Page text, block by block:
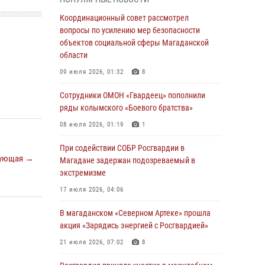
→
подшефных кадет с победой в «Зарнице 2.0»
20 июля 2026, 04:02 8
При содействии СОБР Росгвардии в
Магадане задержан подозреваемый в
экстремизме
«Каникулы с Росгвардией» продолжаются на
Колыме
Начальник Главного штаба – первый
заместитель директора Росгвардии Герой
России генерал-полковник Сергей Бойко
профессиональным праздником
15 июля 2026, 06:21
Координационный совет рассмотрел
вопросы по усилению мер безопасности
объектов социальной сферы Магаданской
области
09 июля 2026, 01:32 8
Сотрудники ОМОН «Гвардеец» пополнили
ряды колымского «Боевого братства»
08 июля 2026, 01:19 1
При содействии СОБР Росгвардии в
Магадане задержан подозреваемый в
экстремизме
17 июля 2026, 04:06
В магаданском «Северном Артеке» прошла
акция «Зарядись энергией с Росгвардией»
21 июля 2026, 07:02 8